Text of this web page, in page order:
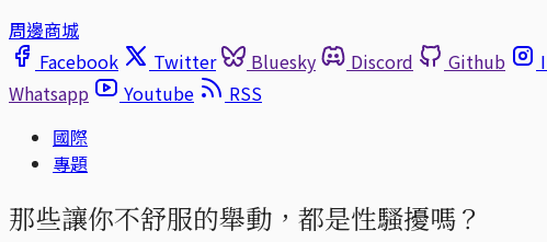
周邊商城
Facebook
Twitter Bluesky Discord Github
Whatsapp
Youtube
RSS
國際
專題
那些讓你不舒服的舉動，都是性騷擾嗎？